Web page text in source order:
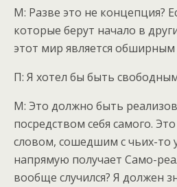
М: Разве это не концепция?
которые берут начало в
этот мир является
П: Я хотел бы быть
М: Это должно быть
посредством себя самого.
словом, сошедшим с чьих-то
напрямую получает Само-
вообще случился? Я должен